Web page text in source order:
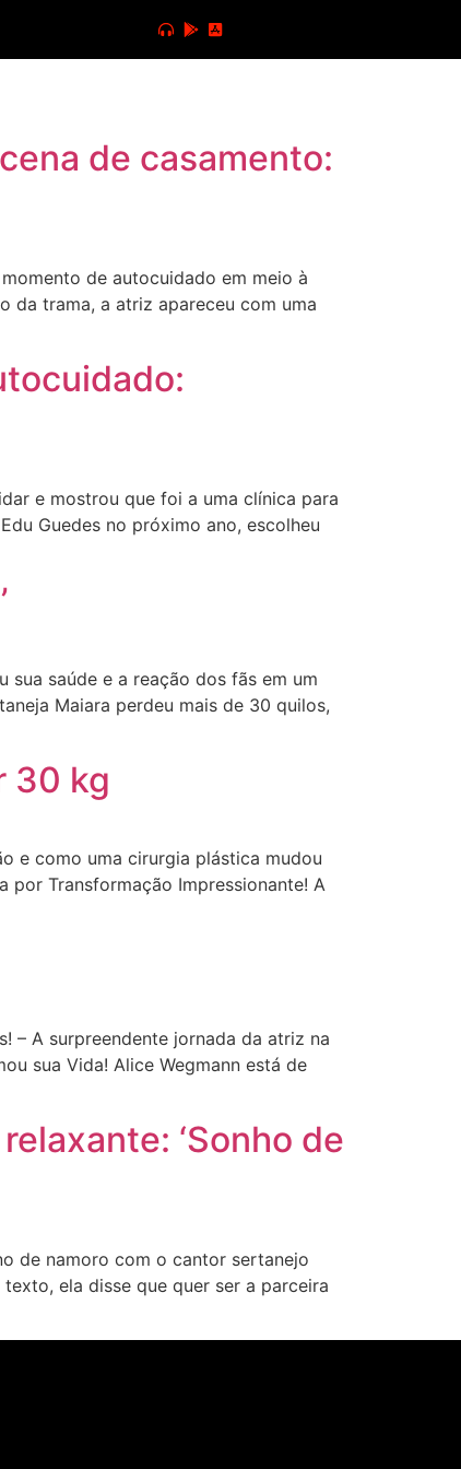
de casamento:
de autocuidado em meio à
da trama, a atriz apareceu com uma
e mostrou que foi a uma clínica para
Guedes no próximo ano, escolheu
sua saúde e a reação dos fãs em um
Maiara perdeu mais de 30 quilos,
30 kg
e como uma cirurgia plástica mudou
por Transformação Impressionante! A
– A surpreendente jornada da atriz na
sua Vida! Alice Wegmann está de
‘Sonho de
de namoro com o cantor sertanejo
ela disse que quer ser a parceira